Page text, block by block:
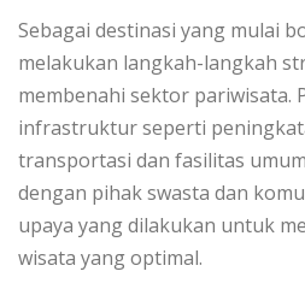
Sebagai destinasi yang mulai
melakukan langkah-langkah
membenahi sektor pariwisata.
infrastruktur seperti
transportasi dan fasilitas
dengan pihak swasta dan
upaya yang dilakukan untuk
wisata yang optimal.